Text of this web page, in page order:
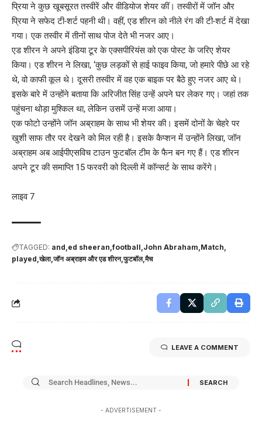
प्रिया ने कुछ खूबसूरत तस्वीरें और वीडियोज शेयर कीं। तस्वीरों में जॉन और
प्रिया ने सफेद टी-शर्ट पहनी थी। वहीं, एड शीरन को नीले रंग की टी-शर्ट में देखा
गया। एक तस्वीर में तीनों साथ पोज देते भी नजर आए।
एड शीरन ने अपने इंडिया टूर के एक्सपीरियंस को एक पोस्ट के जरिए शेयर
किया। एड शीरन ने लिखा, ‘कुछ लड़कों से हाई फाइव किया, जो हमारे पीछे आ रहे
थे, वो काफी कूल थे। दूसरी तस्वीर में वह एक बाइक पर बैठे हुए नजर आए थे।
इसके बारे में उन्होंने बताया कि अरिजीत सिंह उन्हें अपने घर लेकर गए। जहां तक
पहुंचना थोड़ा मुश्किल था, लेकिन उसमें उन्हें मजा आया।
एक फोटो उन्होंने जॉन अब्राहम के साथ भी शेयर की। इसमें दोनों के चेहरे पर
खुशी साफ तौर पर देखने को मिल रही है। इसके कैप्शन में उन्होंने लिखा, जॉन
अब्राहम अब आईपीएसविच टाउन फुटबॉल टीम के फैन बन गए हैं। एड शीरन
अपने टूर की समाप्ति 15 फरवरी को दिल्ली में कॉन्सर्ट के साथ करेंगे।
लाइव 7
TAGGED: and ed sheeran football John Abraham Match
played खेला जॉन अब्राहम और एड शीरन फुटबॉल मैच
LEAVE A COMMENT
- ADVERTISEMENT -